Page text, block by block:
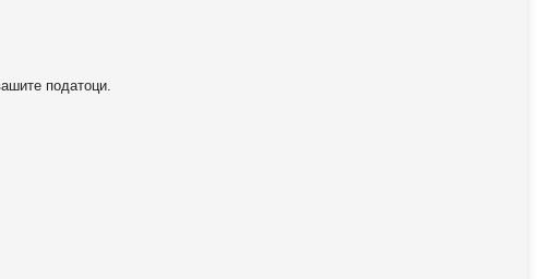
податоци.